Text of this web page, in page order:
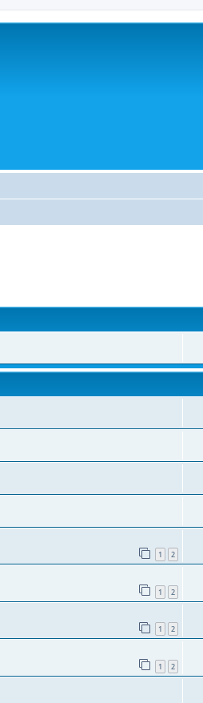
1 2
1 2
1 2
1 2